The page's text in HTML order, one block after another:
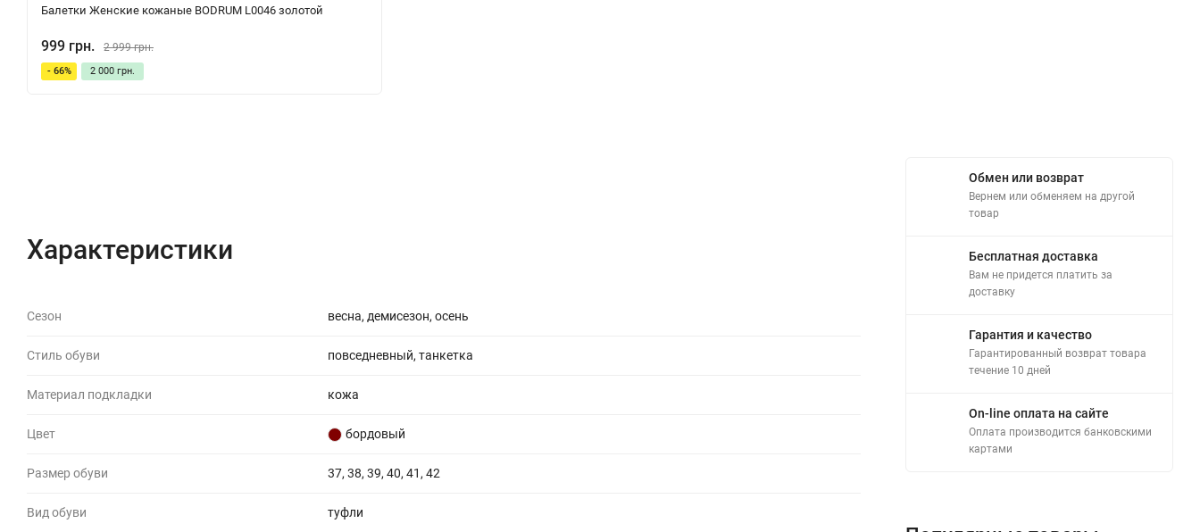
Балетки Женские кожаные BODRUM L0046 золотой
999 грн. 2 999 грн.
- 66% 2 000 грн.
Характеристики
Сезон весна, демисезон, осень
Стиль обуви повседневный, танкетка
Материал подкладки кожа
Цвет бордовый
Размер обуви 37, 38, 39, 40, 41, 42
Вид обуви туфли
Обмен или возврат
Вернем или обменяем на другой
товар
Бесплатная доставка
Вам не придется платить за
доставку
Гарантия и качество
Гарантированный возврат товара
течение 10 дней
On-line оплата на сайте
Оплата производится банковскими
картами